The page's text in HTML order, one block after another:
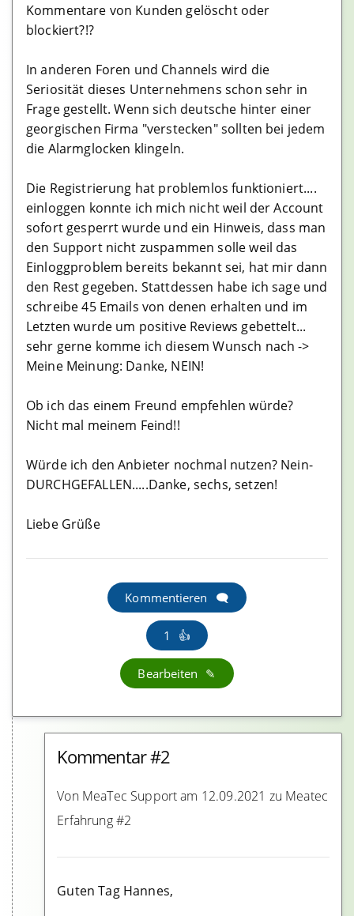
Kommentare von Kunden gelöscht oder
blockiert?!?
In anderen Foren und Channels wird die
Seriosität dieses Unternehmens schon sehr in
Frage gestellt. Wenn sich deutsche hinter einer
georgischen Firma "verstecken" sollten bei jedem
die Alarmglocken klingeln.
Die Registrierung hat problemlos funktioniert....
einloggen konnte ich mich nicht weil der Account
sofort gesperrt wurde und ein Hinweis, dass man
den Support nicht zuspammen solle weil das
Einloggproblem bereits bekannt sei, hat mir dann
den Rest gegeben. Stattdessen habe ich sage und
schreibe 45 Emails von denen erhalten und im
Letzten wurde um positive Reviews gebettelt...
sehr gerne komme ich diesem Wunsch nach ->
Meine Meinung: Danke, NEIN!
Ob ich das einem Freund empfehlen würde?
Nicht mal meinem Feind!!
Würde ich den Anbieter nochmal nutzen? Nein-
DURCHGEFALLEN.....Danke, sechs, setzen!
Liebe Grüße
Kommentieren
1
Bearbeiten
Kommentar #2
Von MeaTec Support am 12.09.2021 zu Meatec
Erfahrung #2
Guten Tag Hannes,